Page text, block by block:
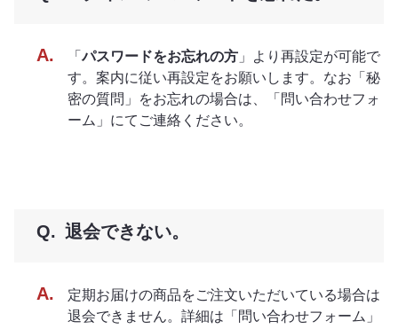
「パスワードをお忘れの方 」より再設定が可能で
す。案内に従い再設定をお願いします。なお「秘
密の質問」をお忘れの場合は、「問い合わせフォ
ーム」にてご連絡ください。
退会できない。
定期お届けの商品をご注文いただいている場合は
退会できません。詳細は「問い合わせフォーム」